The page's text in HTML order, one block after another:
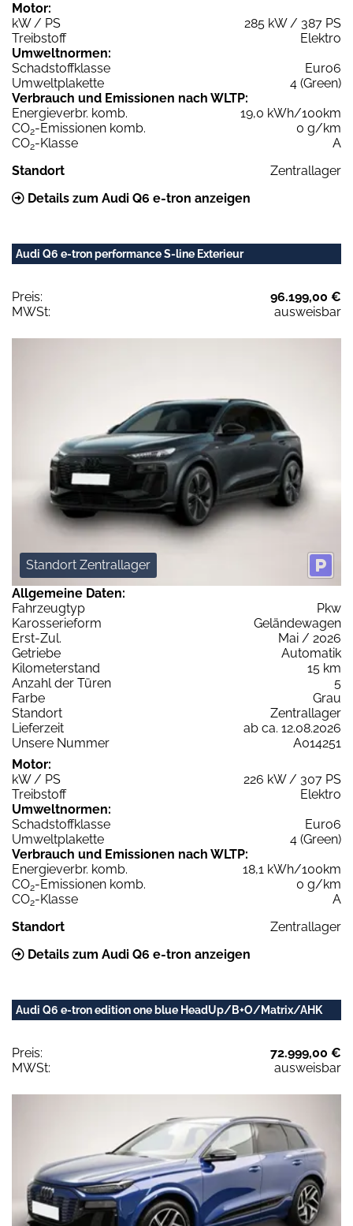
Motor:
kW / PS
285 kW / 387 PS
Treibstoff
Elektro
Umweltnormen:
Schadstoffklasse
Euro6
Umweltplakette
4 (Green)
Verbrauch und Emissionen nach WLTP:
Energieverbr. komb.
19,0 kWh/100km
CO2-Emissionen komb.
0 g/km
CO2-Klasse
A
Standort
Zentrallager
Details zum Audi Q6 e-tron anzeigen
Audi Q6 e-tron performance S-line Exterieur
Preis:
96.199,00 €
MWSt:
ausweisbar
Standort Zentrallager
Allgemeine Daten:
Fahrzeugtyp
Pkw
Karosserieform
Geländewagen
Erst-Zul.
Mai / 2026
Getriebe
Automatik
Kilometerstand
15 km
Anzahl der Türen
5
Farbe
Grau
Standort
Zentrallager
Lieferzeit
ab ca. 12.08.2026
Unsere Nummer
A014251
Motor:
kW / PS
226 kW / 307 PS
Treibstoff
Elektro
Umweltnormen:
Schadstoffklasse
Euro6
Umweltplakette
4 (Green)
Verbrauch und Emissionen nach WLTP:
Energieverbr. komb.
18,1 kWh/100km
CO2-Emissionen komb.
0 g/km
CO2-Klasse
A
Standort
Zentrallager
Details zum Audi Q6 e-tron anzeigen
Audi Q6 e-tron edition one blue HeadUp/B+O/Matrix/AHK
Preis:
72.999,00 €
MWSt:
ausweisbar